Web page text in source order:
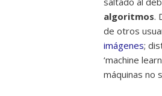
algoritmos.
de otros
imágenes;
‘machine
máquinas no